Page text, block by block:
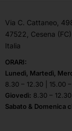
Via C. Cattaneo,
47522, Cesena (FC)
Italia
ORARI:
Lunedì, Martedì,
8.30 – 12.30 | 15.00
Giovedì: 8.30 – 12.30
Sabato & Domenica